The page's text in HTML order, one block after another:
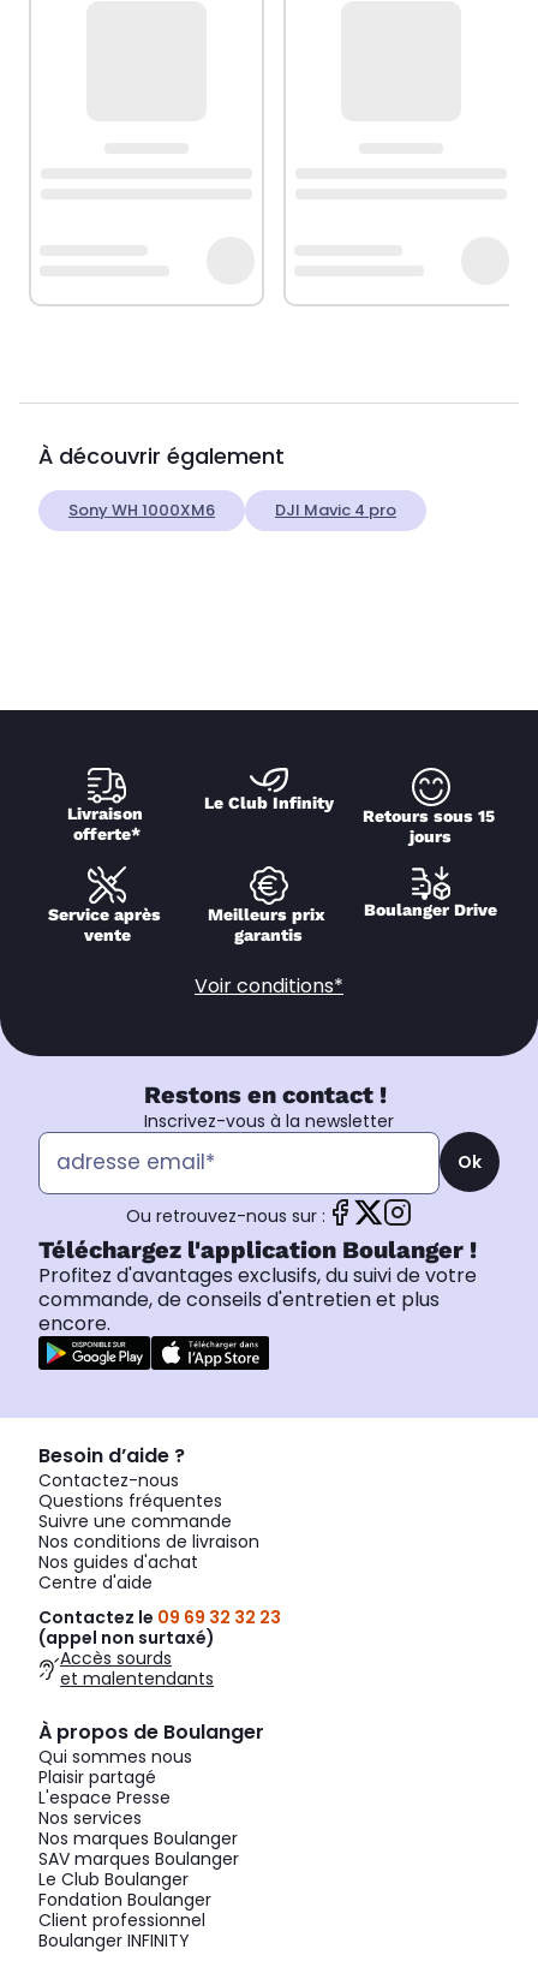
À découvrir également
Sony WH 1000XM6 DJI Mavic 4 pro
Livraison
offerte*
Le Club Infinity
Retours sous 15
jours
Service après
vente
Meilleurs prix
garantis
Boulanger Drive
Voir conditions*
Restons en contact !
Inscrivez-vous à la newsletter
Ok
Ou retrouvez-nous sur :
Téléchargez l'application Boulanger !
Profitez d'avantages exclusifs, du suivi de votre
commande, de conseils d'entretien et plus
encore.
Besoin d’aide ?
Contactez-nous
Questions fréquentes
Suivre une commande
Nos conditions de livraison
Nos guides d'achat
Centre d'aide
Contactez le 09 69 32 32 23
(appel non surtaxé)
Accès sourds
et malentendants
À propos de Boulanger
Qui sommes nous
Plaisir partagé
L'espace Presse
Nos services
Nos marques Boulanger
SAV marques Boulanger
Le Club Boulanger
Fondation Boulanger
Client professionnel
Boulanger INFINITY